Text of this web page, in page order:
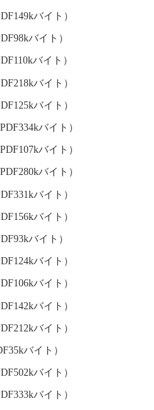
バイト）
バイト）
バイト）
バイト）
バイト）
バイト）
バイト）
バイト）
バイト）
バイト）
バイト）
バイト）
バイト）
バイト）
バイト）
バイト）
バイト）
バイト）